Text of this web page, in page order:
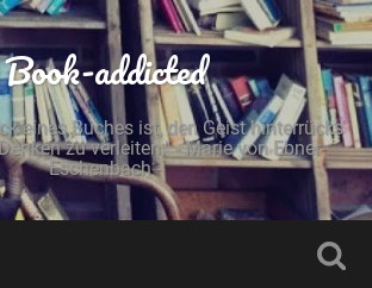
Book-addicted
eines Buches ist, den Geist hinterrücks
zu verleiten." - Marie von Ebner-
Eschenbach -